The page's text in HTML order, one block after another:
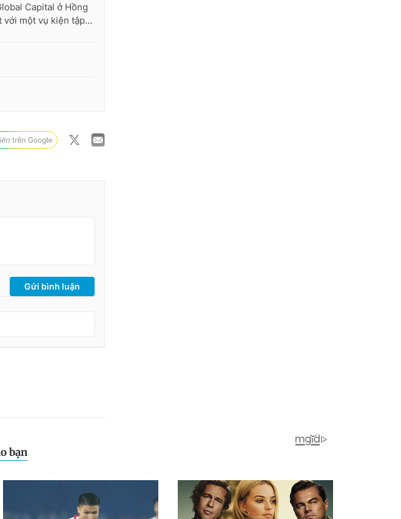
Capital ở Hồng
với một vụ kiện tập...
Gửi bình luận